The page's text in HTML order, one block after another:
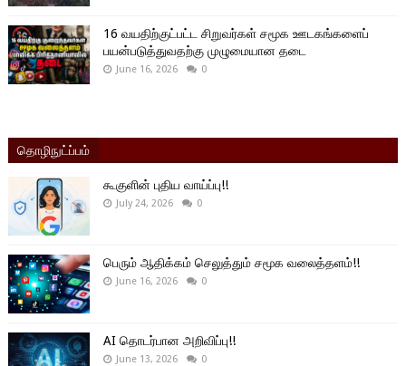
16 வயதிற்குட்பட்ட சிறுவர்கள் சமூக ஊடகங்களைப்
பயன்படுத்துவதற்கு முழுமையான தடை
June 16, 2026 0
தொழிநுட்ப்பம்
கூகுளின் புதிய வாய்ப்பு!!
July 24, 2026 0
பெரும் ஆதிக்கம் செலுத்தும் சமூக வலைத்தளம்!!
June 16, 2026 0
AI தொடர்பான அறிவிப்பு!!
June 13, 2026 0